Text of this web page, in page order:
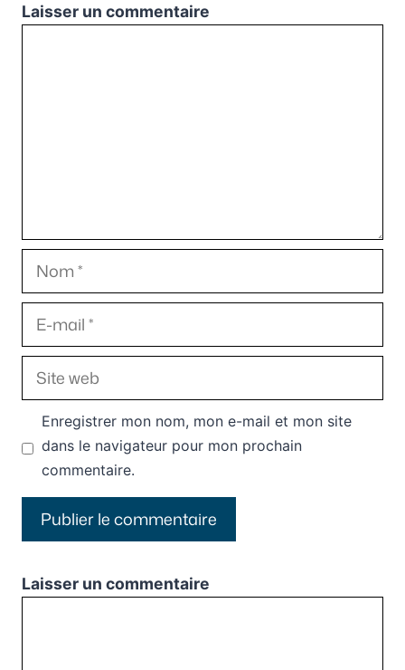
Laisser un commentaire
Nom
E-
mail
Site
web
Enregistrer mon nom, mon e-mail et mon site
dans le navigateur pour mon prochain
commentaire.
Laisser un commentaire